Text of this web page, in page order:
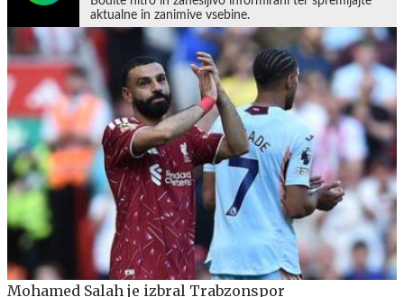
aktualne in zanimive vsebine.
Mohamed Salah je izbral Trabzonspor